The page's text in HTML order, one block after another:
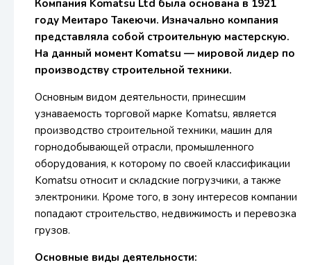
Компания Komatsu Ltd была основана в 1921
году Меитаро Такеючи. Изначально компания
представляла собой строительную мастерскую.
На данный момент Komatsu — мировой лидер по
производству строительной техники.
Основным видом деятельности, принесшим
узнаваемость торговой марке Komatsu, является
производство строительной техники, машин для
горнодобывающей отрасли, промышленного
оборудования, к которому по своей классификации
Komatsu относит и складские погрузчики, а также
электроники. Кроме того, в зону интересов компании
попадают строительство, недвижимость и перевозка
грузов.
Основные виды деятельности: